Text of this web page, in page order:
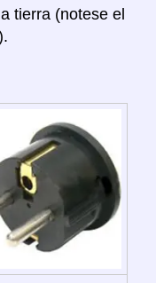
tierra (notese el